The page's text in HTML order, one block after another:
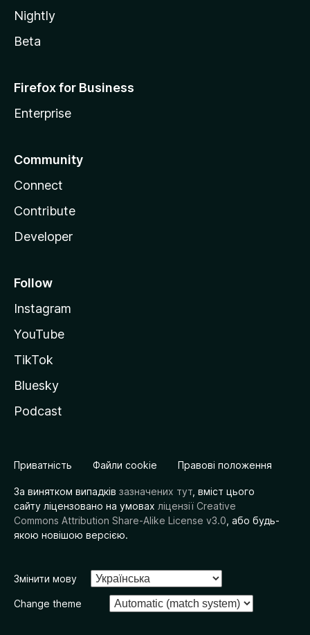
Nightly
Beta
Firefox for Business
Enterprise
Community
Connect
Contribute
Developer
Follow
Instagram
YouTube
TikTok
Bluesky
Podcast
Приватність Файли cookie Правові положення
За винятком випадків зазначених тут , вміст цього
сайту ліцензовано на умовах ліцензії Creative
Commons Attribution Share-Alike License v3.0 , або будь-
якою новішою версією.
Змінити мову
Change theme